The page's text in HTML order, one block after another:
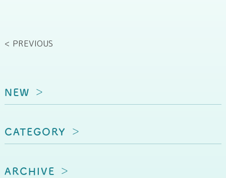
< PREVIOUS
NEW
CATEGORY
ARCHIVE